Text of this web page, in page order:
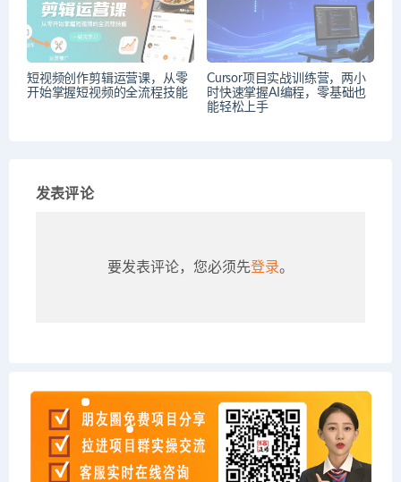
短视频创作剪辑运营课，从零
开始掌握短视频的全流程技能
Cursor项目实战训练营，两小
时快速掌握AI编程，零基础也
能轻松上手
发表评论
要发表评论，您必须先登录。